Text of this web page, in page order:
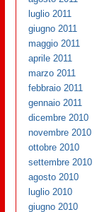
luglio 2011
giugno 2011
maggio 2011
aprile 2011
marzo 2011
febbraio 2011
gennaio 2011
dicembre 2010
novembre 2010
ottobre 2010
settembre 2010
agosto 2010
luglio 2010
giugno 2010